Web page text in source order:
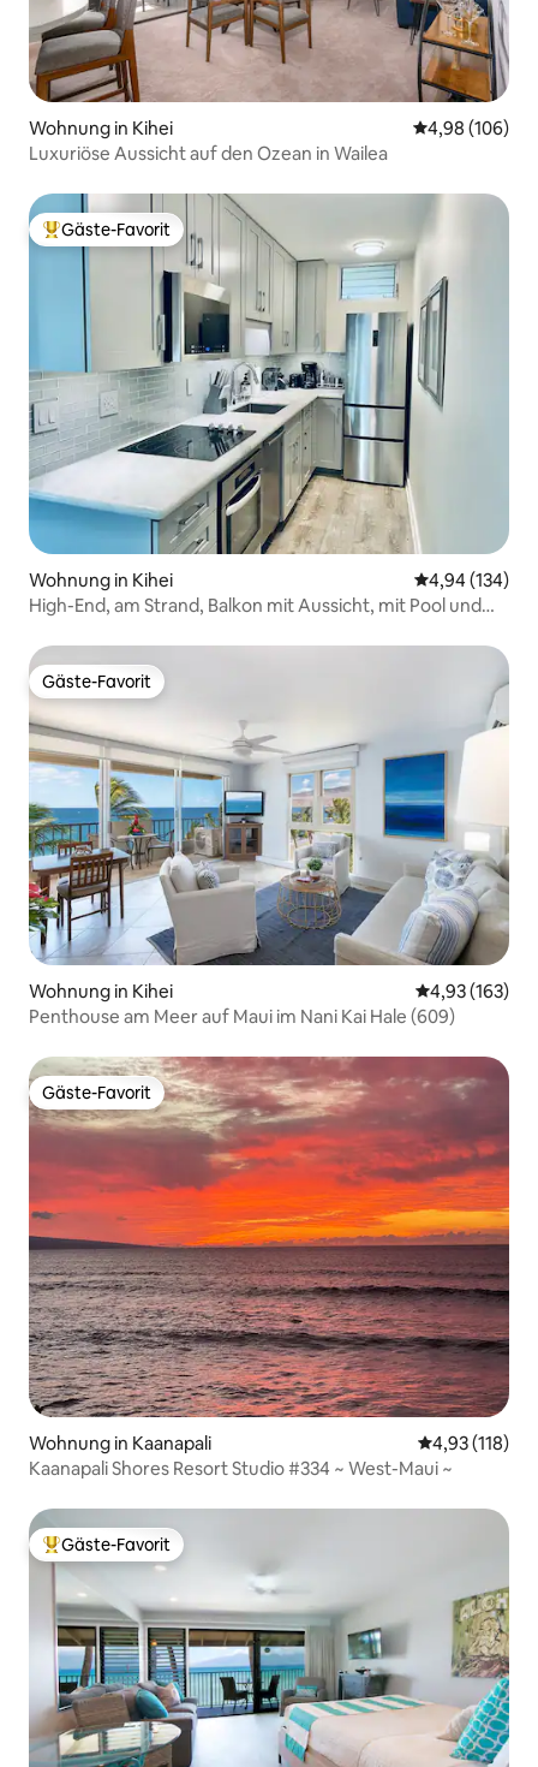
Wohnung in Kihei
4,98 (106)
Luxuriöse Aussicht auf den Ozean in Wailea
Beliebter Gäste-Favorit.
Gäste-Favorit
Wohnung in Kihei
4,94 (134)
High-End, am Strand, Balkon mit Aussicht, mit Pool und
Gäste-Favorit
Gäste-Favorit
Wohnung in Kihei
4,93 (163)
Penthouse am Meer auf Maui im Nani Kai Hale (609)
Gäste-Favorit
Gäste-Favorit
Wohnung in Kaanapali
4,93 (118)
Kaanapali Shores Resort Studio #334 ~ West-Maui ~
Beliebter Gäste-Favorit.
Gäste-Favorit